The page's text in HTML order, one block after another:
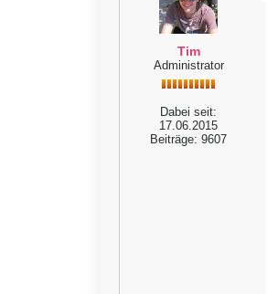
Tim
Administrator
Dabei seit:
17.06.2015
Beiträge: 9607